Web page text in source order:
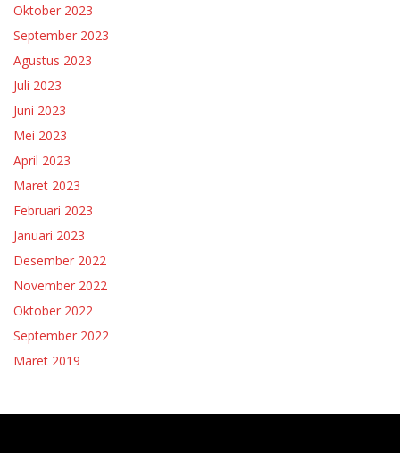
Oktober 2023
September 2023
Agustus 2023
Juli 2023
Juni 2023
Mei 2023
April 2023
Maret 2023
Februari 2023
Januari 2023
Desember 2022
November 2022
Oktober 2022
September 2022
Maret 2019